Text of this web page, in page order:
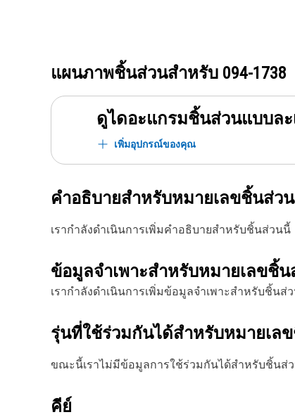
แผนภาพชิ้นส่วนสำหรับ 094-1738
ดูไดอะแกรมชิ้นส่วนแบบละ
เพิ่มอุปกรณ์ของคุณ
คำอธิบายสำหรับหมายเลขชิ้นส่วน
เรากำลังดำเนินการเพิ่มคำอธิบายสำหรับชิ้นส่วนนี้
ข้อมูลจำเพาะสำหรับหมายเลขชิ้
เรากำลังดำเนินการเพิ่มข้อมูลจำเพาะสำหรับชิ้นส่
รุ่นที่ใช้ร่วมกันได้สำหรับหมายเล
ขณะนี้เราไม่มีข้อมูลการใช้ร่วมกันได้สำหรับชิ้นส่
คีย์